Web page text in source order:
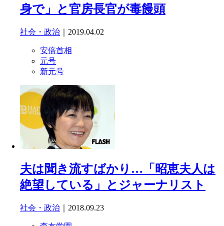
身で」と官房長官が毒饅頭
社会・政治 ｜2019.04.02
安倍首相
元号
新元号
夫は聞き流すばかり…「昭恵夫人は
絶望している」とジャーナリスト
社会・政治 ｜2018.09.23